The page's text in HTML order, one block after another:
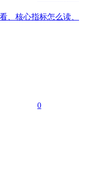
、核心指标怎么读、
0